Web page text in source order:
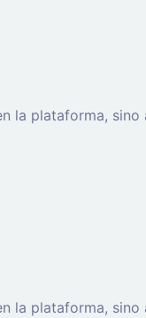
la plataforma, sino
la plataforma, sino